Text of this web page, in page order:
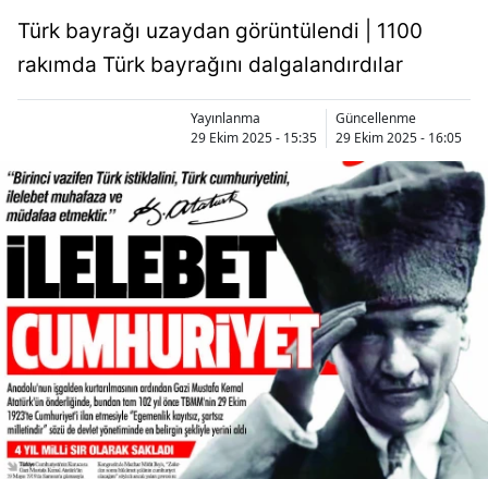
Türk bayrağı uzaydan görüntülendi | 1100
rakımda Türk bayrağını dalgalandırdılar
Yayınlanma
29 Ekim 2025 - 15:35
Güncellenme
29 Ekim 2025 - 16:05